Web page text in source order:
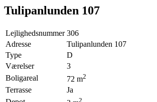
Tulipanlunden 107
Lejlighedsnummer 306
Adresse
Tulipanlunden 107
Type
D
Værelser
3
Boligareal
72 m2
Terrasse
Ja
2